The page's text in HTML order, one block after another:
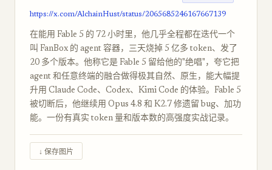
https://x.com/AlchainHust/status/2065685246167667139
在能用 Fable 5 的 72 小时里，他几乎全程都在迭代一个
叫 FanBox 的 agent 容器，三天烧掉 5 亿多 token、发了
20 多个版本。他称它是 Fable 5 留给他的"绝唱"，夸它把
agent 和任意终端的融合做得极其自然、原生，能大幅提
升用 Claude Code、Codex、Kimi Code 的体验。Fable 5
被切断后，他继续用 Opus 4.8 和 K2.7 修遗留 bug、加功
能。一份有真实 token 量和版本数的高强度实战记录。
↓ 保存图片